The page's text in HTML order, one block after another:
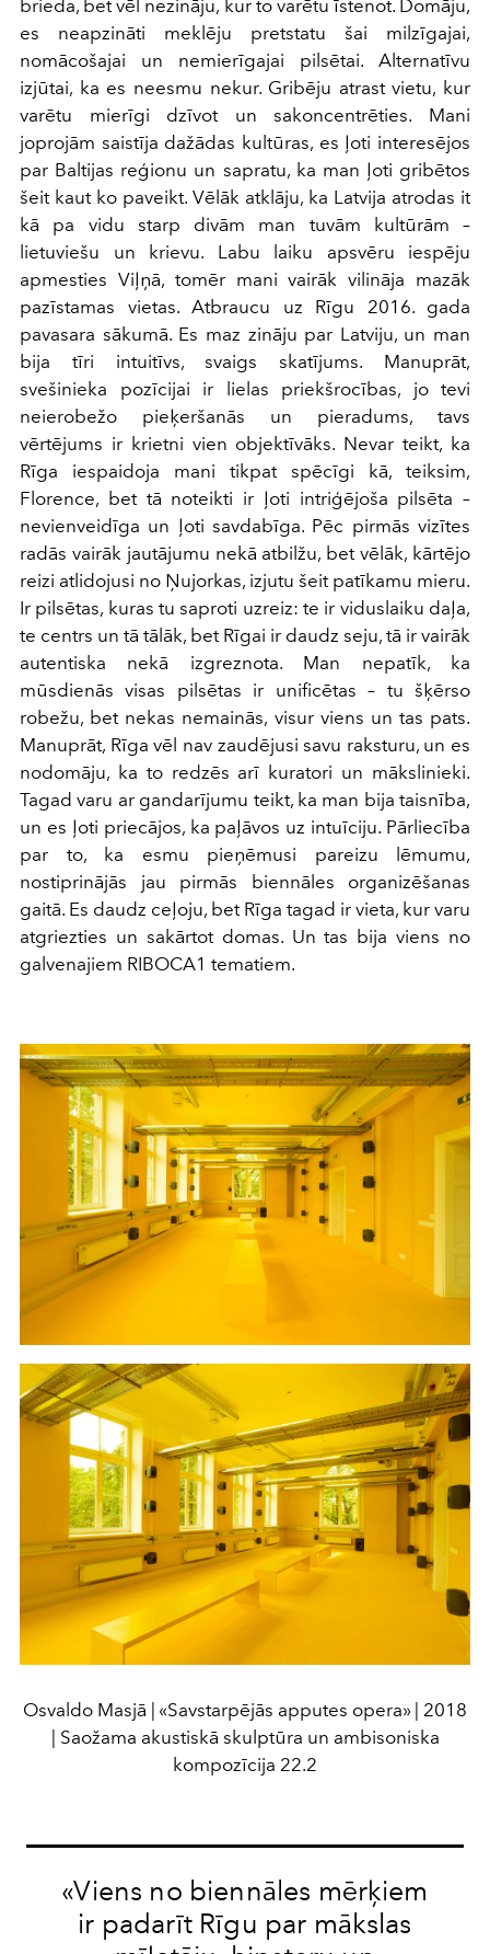
brieda, bet vēl nezināju, kur to varētu īstenot. Domāju,
es neapzināti meklēju pretstatu šai milzīgajai,
nomācošajai un nemierīgajai pilsētai. Alternatīvu
izjūtai, ka es neesmu nekur. Gribēju atrast vietu, kur
varētu mierīgi dzīvot un sakoncentrēties. Mani
joprojām saistīja dažādas kultūras, es ļoti interesējos
par Baltijas reģionu un sapratu, ka man ļoti gribētos
šeit kaut ko paveikt. Vēlāk atklāju, ka Latvija atrodas it
kā pa vidu starp divām man tuvām kultūrām –
lietuviešu un krievu. Labu laiku apsvēru iespēju
apmesties Viļņā, tomēr mani vairāk vilināja mazāk
pazīstamas vietas. Atbraucu uz Rīgu 2016. gada
pavasara sākumā. Es maz zināju par Latviju, un man
bija tīri intuitīvs, svaigs skatījums. Manuprāt,
svešinieka pozīcijai ir lielas priekšrocības, jo tevi
neierobežo pieķeršanās un pieradums, tavs
vērtējums ir krietni vien objektīvāks. Nevar teikt, ka
Rīga iespaidoja mani tikpat spēcīgi kā, teiksim,
Florence, bet tā noteikti ir ļoti intriģējoša pilsēta –
nevienveidīga un ļoti savdabīga. Pēc pirmās vizītes
radās vairāk jautājumu nekā atbilžu, bet vēlāk, kārtējo
reizi atlidojusi no Ņujorkas, izjutu šeit patīkamu mieru.
Ir pilsētas, kuras tu saproti uzreiz: te ir viduslaiku daļa,
te centrs un tā tālāk, bet Rīgai ir daudz seju, tā ir vairāk
autentiska nekā izgreznota. Man nepatīk, ka
mūsdienās visas pilsētas ir unificētas – tu šķērso
robežu, bet nekas nemainās, visur viens un tas pats.
Manuprāt, Rīga vēl nav zaudējusi savu raksturu, un es
nodomāju, ka to redzēs arī kuratori un mākslinieki.
Tagad varu ar gandarījumu teikt, ka man bija taisnība,
un es ļoti priecājos, ka paļāvos uz intuīciju. Pārliecība
par to, ka esmu pieņēmusi pareizu lēmumu,
nostiprinājās jau pirmās biennāles organizēšanas
gaitā. Es daudz ceļoju, bet Rīga tagad ir vieta, kur varu
atgriezties un sakārtot domas. Un tas bija viens no
galvenajiem RIBOCA1 tematiem.
Osvaldo Masjā | «Savstarpējās apputes opera» | 2018
| Saožama akustiskā skulptūra un ambisoniska
kompozīcija 22.2
«Viens no biennāles mērķiem
ir padarīt Rīgu par mākslas